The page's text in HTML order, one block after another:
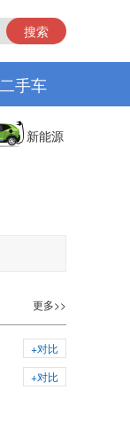
搜索
二手车
新能源
更多>>
+对比
+对比